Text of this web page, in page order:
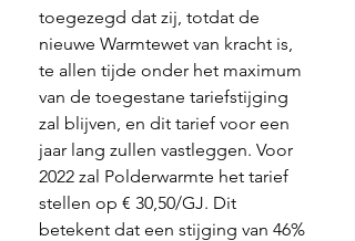
toegezegd dat zij, totdat de
nieuwe Warmtewet van kracht is,
te allen tijde onder het maximum
van de toegestane tariefstijging
zal blijven, en dit tarief voor een
jaar lang zullen vastleggen. Voor
2022 zal Polderwarmte het tarief
stellen op € 30,50/GJ. Dit
betekent dat een stijging van 46%